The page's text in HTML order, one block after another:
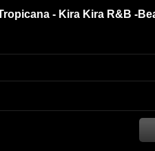
- Kira Kira R&B -